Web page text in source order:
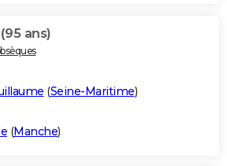
(95 ans)
(Seine-Maritime)
(Manche)